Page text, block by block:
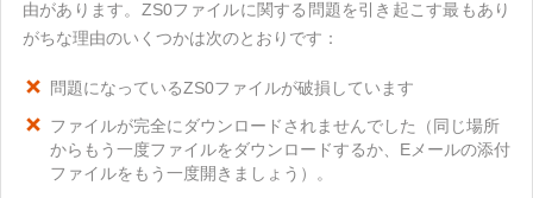
由があります。ZS0ファイルに関する問題を引き起こす最もあり
がちな理由のいくつかは次のとおりです：
問題になっているZS0ファイルが破損しています
ファイルが完全にダウンロードされませんでした（同じ場所
からもう一度ファイルをダウンロードするか、Eメールの添付
ファイルをもう一度開きましょう）。